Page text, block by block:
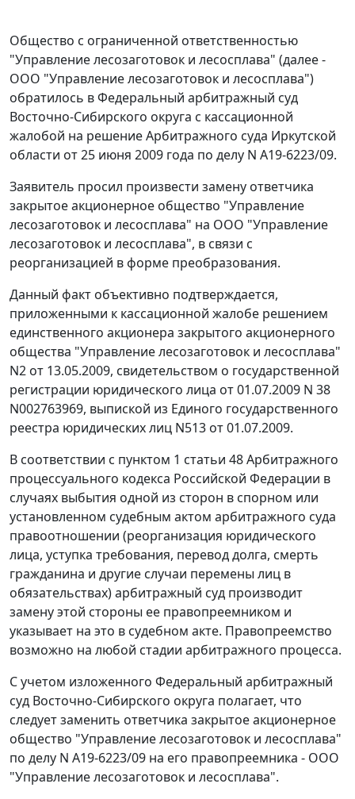
Общество с ограниченной ответственностью
"Управление лесозаготовок и лесосплава" (далее -
ООО "Управление лесозаготовок и лесосплава")
обратилось в Федеральный арбитражный суд
Восточно-Сибирского округа с кассационной
жалобой на решение Арбитражного суда Иркутской
области от 25 июня 2009 года по делу N А19-6223/09.
Заявитель просил произвести замену ответчика
закрытое акционерное общество "Управление
лесозаготовок и лесосплава" на ООО "Управление
лесозаготовок и лесосплава", в связи с
реорганизацией в форме преобразования.
Данный факт объективно подтверждается,
приложенными к кассационной жалобе решением
единственного акционера закрытого акционерного
общества "Управление лесозаготовок и лесосплава"
N2 от 13.05.2009, свидетельством о государственной
регистрации юридического лица от 01.07.2009 N 38
N002763969, выпиской из Единого государственного
реестра юридических лиц N513 от 01.07.2009.
В соответствии с пунктом 1 статьи 48Арбитражного
процессуального кодекса Российской Федерации в
случаях выбытия одной из сторон в спорном или
установленном судебным актом арбитражного суда
правоотношении (реорганизация юридического
лица, уступка требования, перевод долга, смерть
гражданина и другие случаи перемены лиц в
обязательствах) арбитражный суд производит
замену этой стороны ее правопреемником и
указывает на это в судебном акте. Правопреемство
возможно на любой стадии арбитражного процесса.
С учетом изложенного Федеральный арбитражный
суд Восточно-Сибирского округа полагает, что
следует заменить ответчика закрытое акционерное
общество "Управление лесозаготовок и лесосплава"
по делу N А19-6223/09 на его правопреемника - ООО
"Управление лесозаготовок и лесосплава".